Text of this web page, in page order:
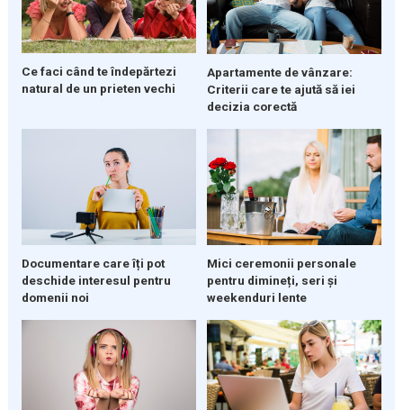
Ce faci când te îndepărtezi
natural de un prieten vechi
Apartamente de vânzare:
Criterii care te ajută să iei
decizia corectă
Documentare care îți pot
deschide interesul pentru
domenii noi
Mici ceremonii personale
pentru dimineți, seri și
weekenduri lente